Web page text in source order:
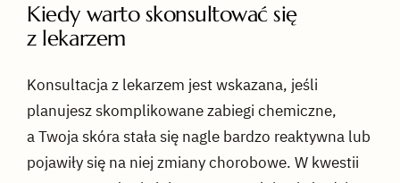
Kiedy warto skonsultować się
z lekarzem
Konsultacja z lekarzem jest wskazana, jeśli
planujesz skomplikowane zabiegi chemiczne,
a Twoja skóra stała się nagle bardzo reaktywna lub
pojawiły się na niej zmiany chorobowe. W kwestii